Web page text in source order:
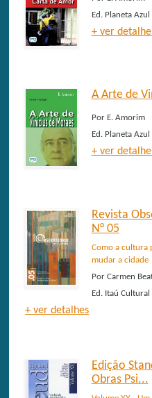
Ed.Planeta Azul
+ ver
A Arte de
PorE. Amorim
Ed.Planeta Azul
+ ver
Revista
N° 05
Como a cultura
mudar a cidade
PorCarmen
Ed.Itaú Cultural
+ ver detalhes
Edição
Obras Psi...